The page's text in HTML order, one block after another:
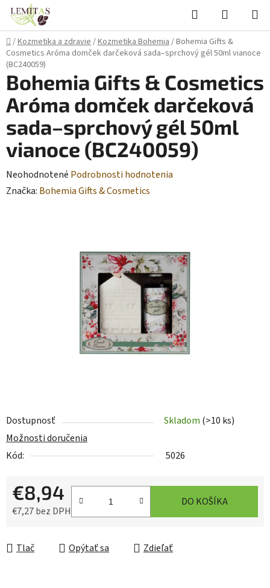
Prejsť
obsah
Hľadať
KOŠÍK
Domov
/Kozmetika a zdravie/Kozmetika Bohemia/Bohemia Gifts &
Cosmetics Aróma domček darčeková sada–sprchový gél 50ml vianoce
(BC240059)
Dostupnosť Skladom (>10 ks)
Možnosti doručenia
Kód:
5026
€8,94
€7,27 bez DPH
DO KOŠÍKA
Tlač Opýtať sa Zdieľať
Bohemia Gifts & Cosmetics
Aróma domček darčeková
sada–sprchový gél 50ml
vianoce (BC240059)
Priemerné
hodnotenie
Neohodnotené Podrobnosti hodnotenia
Značka: Bohemia Gifts & Cosmetics